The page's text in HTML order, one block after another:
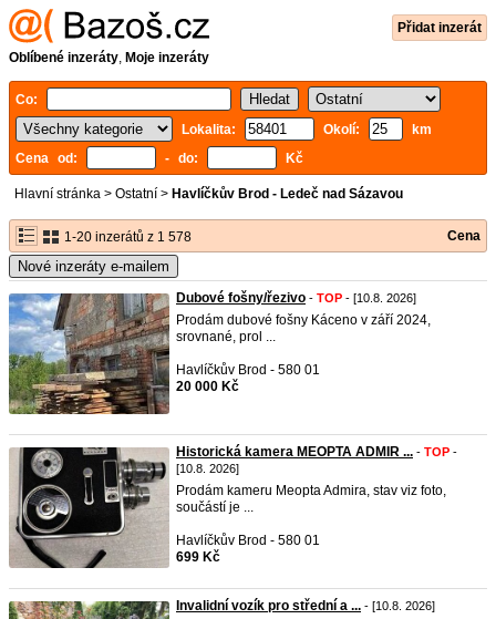
Přidat inzerát
Oblíbené inzeráty, Moje inzeráty
Co:
Lokalita:
Okolí:
km
Cena od:
- do: Kč
Hlavní stránka > Ostatní > Havlíčkův Brod - Ledeč nad Sázavou
1-20 inzerátů z 1 578 Cena
Nové inzeráty e-mailem
Dubové fošny/řezivo - TOP - [10.8. 2026]
Prodám dubové fošny Káceno v září 2024,
srovnané, prol ...
Havlíčkův Brod - 580 01
20 000 Kč
Historická kamera MEOPTA ADMIR ... - TOP -
[10.8. 2026]
Prodám kameru Meopta Admira, stav viz foto,
součástí je ...
Havlíčkův Brod - 580 01
699 Kč
Invalidní vozík pro střední a ... - [10.8. 2026]